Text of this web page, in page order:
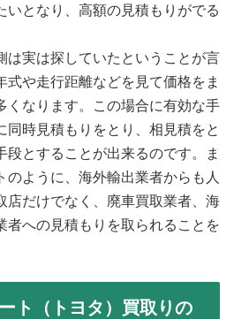
いとなり、高額の見積もりがでる
は実は探していたということが言
式や走行距離などを見て価格をま
くなります。この場合に有効な手
同時見積もりをとり、相見積をと
段とすることが出来るのです。ま
のように、海外輸出業者からも人
店だけでなく、廃車買取業者、海
者への見積もりを取られることを
ト（トヨタ）買取りの